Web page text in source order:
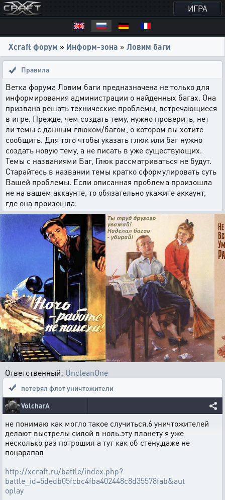
ИГРА
Xcraft форум » Информ-зона » Ловим баги
Правила
Ветка форума Ловим баги предназначена не только для
информирования администрации о найденных багах. Она
призвана решать технические проблемы, встречающиеся
в игре. Прежде, чем создать тему, нужно проверить, нет
ли темы с данным глюком/багом, о котором вы хотите
сообщить. Для того чтобы указать глюк или баг нужно
создать новую тему, а не писать в уже существующих.
Темы с названиями Баг, Глюк рассматриваться не будут.
Старайтесь в названии темы кратко сформулировать суть
Вашей проблемы. Если описанная проблема произошла
не на вашем аккаунте, то обязательно укажите аккаунт,
где она произошла.
Ответственный: UncleanOne
потерял флот уничтожители
VolcharA
не понимаю как могло такое случиться.6 уничтожителей
делают выстрелы силой в ноль.эту планету я уже
несколько раз потрошил а тут как об стену.даже не
поцарапал
http://xcraft.ru/battle/index.php?
battle_id=5dedb05fcbc4fba402448c8d35578fab&aut
oplay